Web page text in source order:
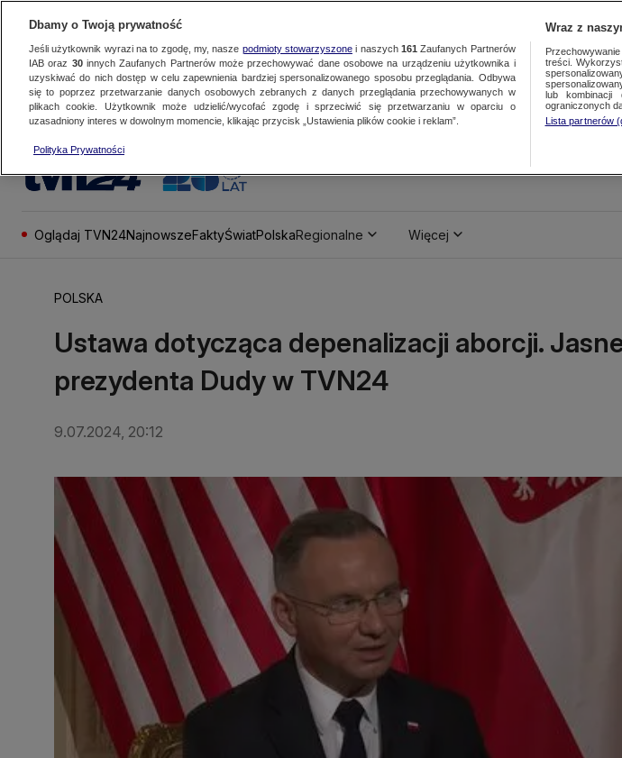
Oglądaj TVN24NajnowszeFaktyŚwiatPolskaRegionalne Więcej
POLSKA
Ustawa dotycząca depenalizacji aborcji.
prezydenta Dudy w TVN24
9.07.2024, 20:12
Dbamy o Twoją prywatność
Jeśli użytkownik wyrazi na to zgodę, my, nasze podmioty stowarzyszonei naszych 161 Zaufanych Partnerów
IAB oraz 30innych Zaufanych Partnerów może przechowywać dane osobowe na urządzeniu użytkownika i
uzyskiwać do nich dostęp w celu zapewnienia bardziej spersonalizowanego sposobu przeglądania. Odbywa
się to poprzez przetwarzanie danych osobowych zebranych z danych przeglądania przechowywanych w
plikach cookie. Użytkownik może udzielić/wycofać zgodę i sprzeciwić się przetwarzaniu w oparciu o
uzasadniony interes w dowolnym momencie, klikając przycisk „Ustawienia plików cookie i reklam”.
Polityka Prywatności
Wraz z
treści.
lub kombinacji
ograniczonych
Lista partnerów